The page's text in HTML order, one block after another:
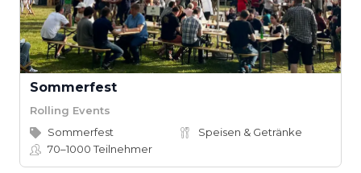
Sommerfest
Rolling Events
Sommerfest
Speisen & Getränke
70–1000Teilnehmer